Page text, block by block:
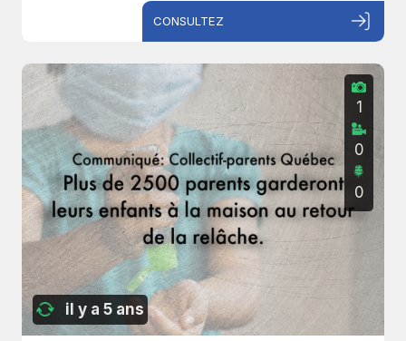
CONSULTEZ
il y a 5 ans
1
0
0